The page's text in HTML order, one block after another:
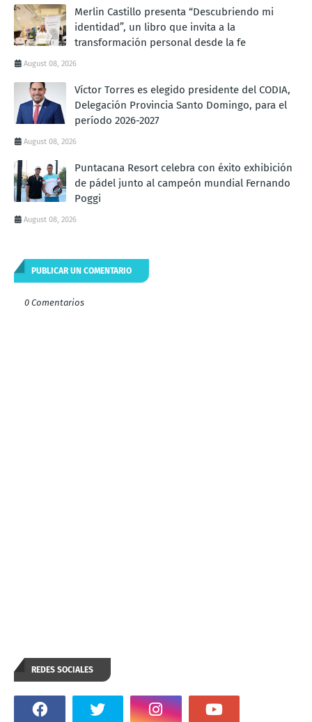
Merlin Castillo presenta “Descubriendo mi
identidad”, un libro que invita a la
transformación personal desde la fe
August 08, 2026
Víctor Torres es elegido presidente del CODIA,
Delegación Provincia Santo Domingo, para el
período 2026-2027
August 08, 2026
Puntacana Resort celebra con éxito exhibición
de pádel junto al campeón mundial Fernando
Poggi
August 08, 2026
PUBLICAR UN COMENTARIO
0 Comentarios
REDES SOCIALES